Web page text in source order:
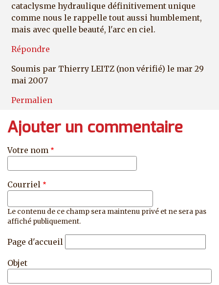
cataclysme hydraulique définitivement unique
comme nous le rappelle tout aussi humblement,
mais avec quelle beauté, l'arc en ciel.
Répondre
Soumis par Thierry LEITZ (non vérifié) le mar 29
mai 2007
Permalien
Ajouter un commentaire
Votre nom
Courriel
Le contenu de ce champ sera maintenu privé et ne sera pas
affiché publiquement.
Page d'accueil
Objet